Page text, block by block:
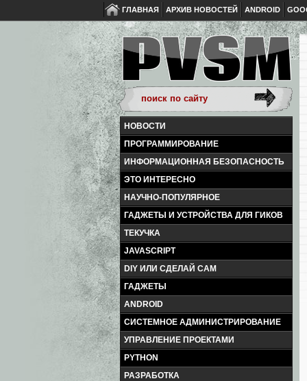
ГЛАВНАЯ АРХИВ НОВОСТЕЙ ANDROID
НОВОСТИ
ПРОГРАММИРОВАНИЕ
ИНФОРМАЦИОННАЯ БЕЗОПАСНОСТЬ
ЭТО ИНТЕРЕСНО
НАУЧНО-ПОПУЛЯРНОЕ
ГАДЖЕТЫ И УСТРОЙСТВА ДЛЯ ГИКОВ
ТЕКУЧКА
JAVASCRIPT
DIY ИЛИ СДЕЛАЙ САМ
ГАДЖЕТЫ
ANDROID
СИСТЕМНОЕ АДМИНИСТРИРОВАНИЕ
УПРАВЛЕНИЕ ПРОЕКТАМИ
PYTHON
РАЗРАБОТКА